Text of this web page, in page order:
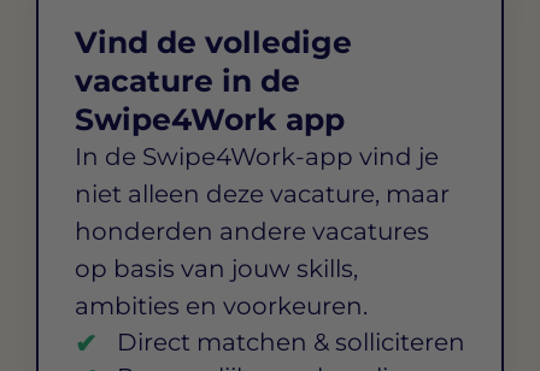
Vind de volledige
vacature in de
Swipe4Work app
In de Swipe4Work-app vind je
niet alleen deze vacature, maar
honderden andere vacatures
op basis van jouw skills,
ambities en voorkeuren.
Direct matchen & solliciteren